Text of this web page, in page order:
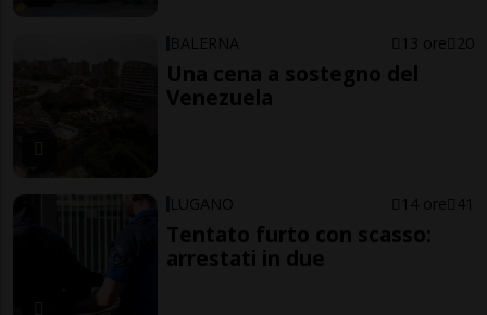
BALERNA 13 ore 20
Una cena a sostegno del
Venezuela
LUGANO 14 ore 41
Tentato furto con scasso:
arrestati in due